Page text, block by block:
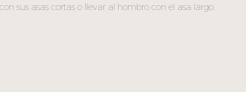
sus asas cortas o llevar al hombro con el asa largo.